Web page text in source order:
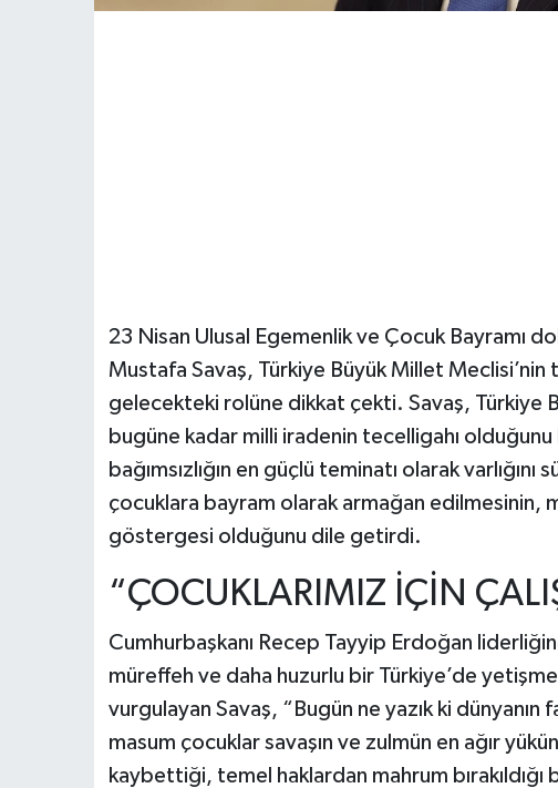
23 Nisan Ulusal Egemenlik ve Çocuk Bayramı
Mustafa Savaş, Türkiye Büyük Millet Meclisi’nin
gelecekteki rolüne dikkat çekti. Savaş, Türkiye
bugüne kadar milli iradenin tecelligahı
bağımsızlığın en güçlü teminatı olarak
çocuklara bayram olarak armağan edilmesinin,
göstergesi olduğunu dile getirdi.
“ÇOCUKLARIMIZ İÇİN
Cumhurbaşkanı Recep Tayyip Erdoğan
müreffeh ve daha huzurlu bir Türkiye’de
vurgulayan Savaş, “Bugün ne yazık ki
masum çocuklar savaşın ve zulmün en ağır
kaybettiği, temel haklardan mahrum bırakıldığı